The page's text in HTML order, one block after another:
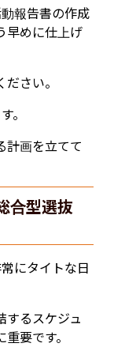
報告書の作成
早めに仕上げ
さい。
。
計画を立てて
合型選抜
にタイトな日
するスケジュ
要です。